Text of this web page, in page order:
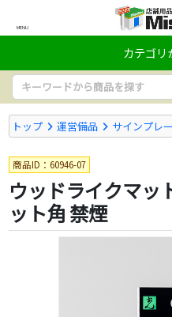
MENU
カテゴリ
トップ 運営備品 サインプレ
商品ID：60946-07
ウッドライクマッ
ット角 禁煙